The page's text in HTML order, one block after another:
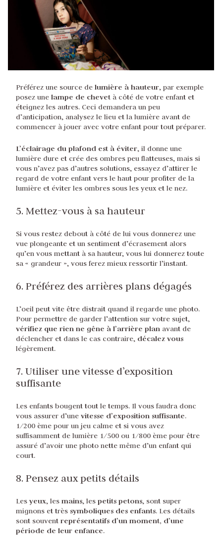
Préférez une source de lumière à hauteur, par exemple
posez une lampe de chevet à côté de votre enfant et
éteignez les autres. Ceci demandera un peu
d’anticipation, analysez le lieu et la lumière avant de
commencer à jouer avec votre enfant pour tout préparer.
L’éclairage du plafond est à éviter, il donne une
lumière dure et crée des ombres peu flatteuses, mais si
vous n’avez pas d’autres solutions, essayez d’attirer le
regard de votre enfant vers le haut pour profiter de la
lumière et éviter les ombres sous les yeux et le nez.
5. Mettez-vous à sa hauteur
Si vous restez debout à côté de lui vous donnerez une
vue plongeante et un sentiment d’écrasement alors
qu’en vous mettant à sa hauteur, vous lui donnerez toute
sa « grandeur », vous ferez mieux ressortir l’instant.
6. Préférez des arrières plans dégagés
L’oeil peut vite être distrait quand il regarde une photo.
Pour permettre de garder l’attention sur votre sujet,
vérifiez que rien ne gêne à l’arrière plan avant de
déclencher et dans le cas contraire, décalez vous
légèrement.
7. Utiliser une vitesse d’exposition
suffisante
Les enfants bougent tout le temps. Il vous faudra donc
vous assurer d’une vitesse d’exposition suffisante.
1/200 ème pour un jeu calme et si vous avez
suffisamment de lumière 1/500 ou 1/800 ème pour être
assuré d’avoir une photo nette même d’un enfant qui
court.
8. Pensez aux petits détails
Lesyeux, les mains, les petits petons, sont super
mignons et très symboliques des enfants. Les détails
sont souvent représentatifs d’un moment, d’une
période de leur enfance.